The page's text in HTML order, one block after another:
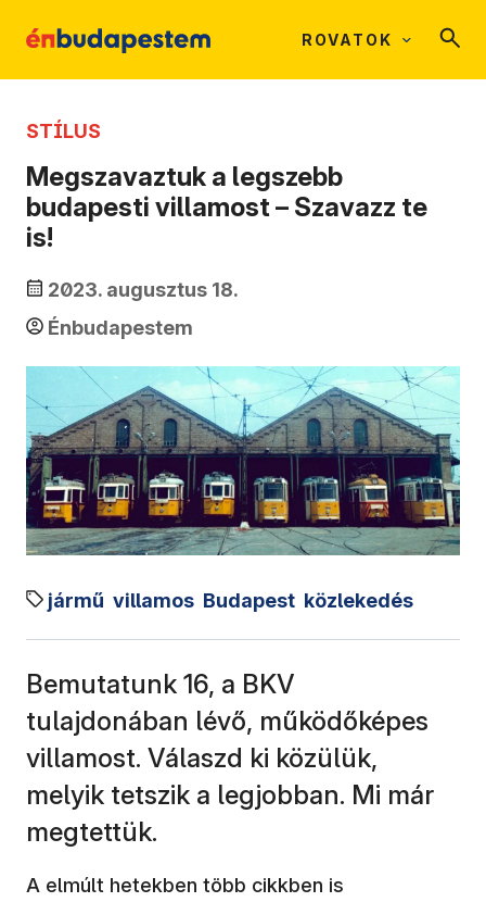
ROVATOK
STÍLUS
Megszavaztuk a legszebb
budapesti villamost – Szavazz te
is!
2023. augusztus 18.
Énbudapestem
jármű villamos Budapest közlekedés
Bemutatunk 16, a BKV
tulajdonában lévő, működőképes
villamost. Válaszd ki közülük,
melyik tetszik a legjobban. Mi már
megtettük.
A elmúlt hetekben több cikkben is